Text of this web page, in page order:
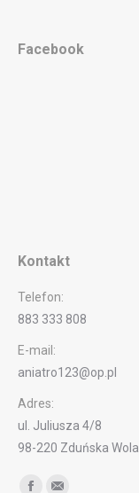
Facebook
Kontakt
Telefon:
883 333 808
E-mail:
aniatro123@op.pl
Adres:
ul. Juliusza 4/8
98-220 Zduńska Wola
Find us on: